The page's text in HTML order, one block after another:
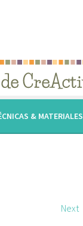
& MATERIALES
Next